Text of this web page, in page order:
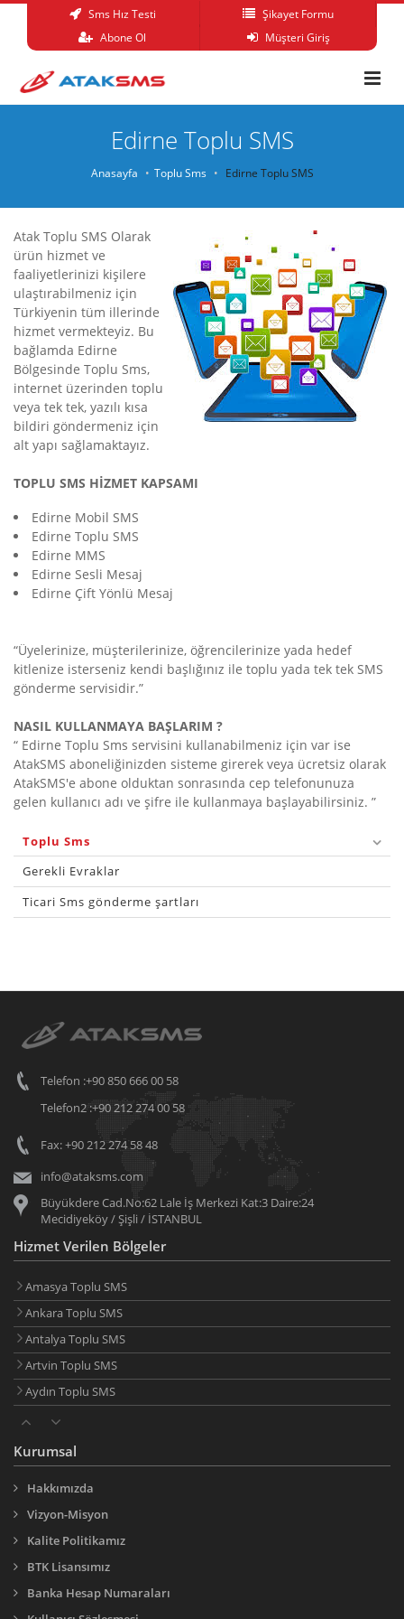
Sms Hız Testi
Şikayet Formu
Abone Ol
Müşteri Giriş
Edirne Toplu SMS
Anasayfa Toplu Sms Edirne Toplu SMS
Atak Toplu SMS Olarak
ürün hizmet ve
faaliyetlerinizi kişilere
ulaştırabilmeniz için
Türkiyenin tüm illerinde
hizmet vermekteyiz. Bu
bağlamda Edirne
Bölgesinde Toplu Sms,
internet üzerinden toplu
veya tek tek, yazılı kısa
bildiri göndermeniz için
alt yapı sağlamaktayız.
TOPLU SMS HİZMET KAPSAMI
Edirne Mobil SMS
Edirne Toplu SMS
Edirne MMS
Edirne Sesli Mesaj
Edirne Çift Yönlü Mesaj
“Üyelerinize, müşterilerinize, öğrencilerinize yada hedef
kitlenize isterseniz kendi başlığınız ile toplu yada tek tek SMS
gönderme servisidir.”
NASIL KULLANMAYA BAŞLARIM ?
“ Edirne Toplu Sms servisini kullanabilmeniz için var ise
AtakSMS aboneliğinizden sisteme girerek veya ücretsiz olarak
AtakSMS'e abone olduktan sonrasında cep telefonunuza
gelen kullanıcı adı ve şifre ile kullanmaya başlayabilirsiniz. ”
Toplu Sms
Gerekli Evraklar
Ticari Sms gönderme şartları
Telefon :+90 850 666 00 58
Telefon2 :+90 212 274 00 58
Fax: +90 212 274 58 48
info@ataksms.com
Büyükdere Cad.No:62 Lale İş Merkezi Kat:3 Daire:24
Mecidiyeköy / Şişli / İSTANBUL
Hizmet Verilen Bölgeler
Ankara Toplu SMS
Antalya Toplu SMS
Artvin Toplu SMS
Aydın Toplu SMS
Balıkesir Toplu SMS
Bingöl Toplu SMS
Bitlis Toplu SMS
Bolu Toplu SMS
Burdur Toplu SMS
Bursa Toplu SMS
Çanakkale Toplu SMS
Çankırı Toplu SMS
Kurumsal
Hakkımızda
Vizyon-Misyon
Kalite Politikamız
BTK Lisansımız
Banka Hesap Numaraları